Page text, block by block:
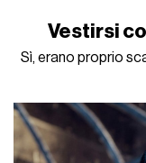
Vestirsi
Sì, erano proprio